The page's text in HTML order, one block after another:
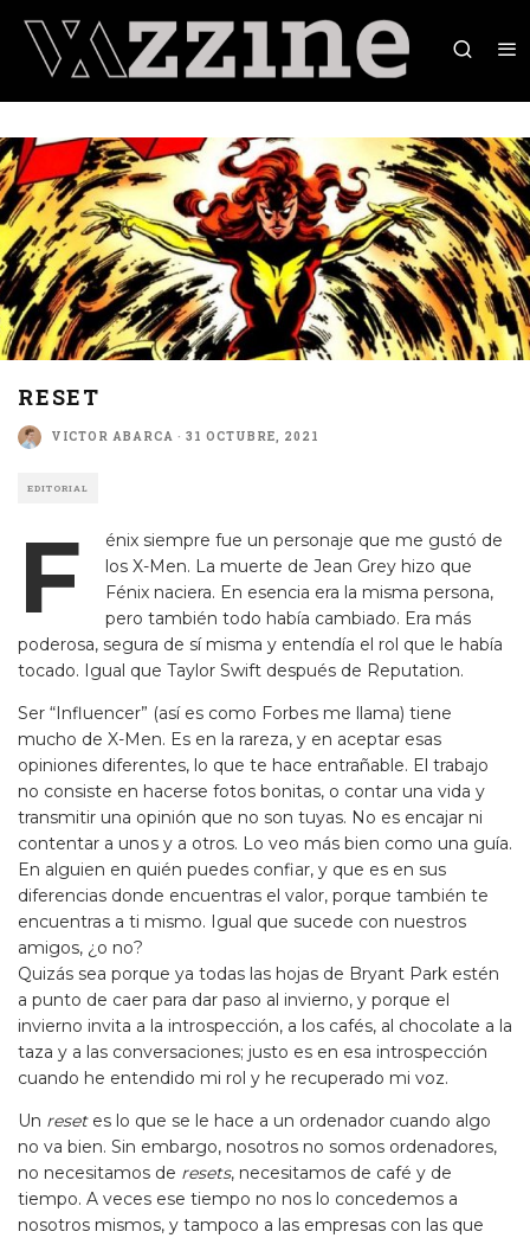
RESET
VICTOR ABARCA · 31 OCTUBRE, 2021
EDITORIAL
F
énix siempre fue un personaje que me gustó de
los X-Men. La muerte de Jean Grey hizo que
Fénix naciera. En esencia era la misma persona,
pero también todo había cambiado. Era más
poderosa, segura de sí misma y entendía el rol que le había
tocado. Igual que Taylor Swift después de Reputation.
Ser “Influencer” (así es como Forbes me llama) tiene
mucho de X-Men. Es en la rareza, y en aceptar esas
opiniones diferentes, lo que te hace entrañable. El trabajo
no consiste en hacerse fotos bonitas, o contar una vida y
transmitir una opinión que no son tuyas. No es encajar ni
contentar a unos y a otros. Lo veo más bien como una guía.
En alguien en quién puedes confiar, y que es en sus
diferencias donde encuentras el valor, porque también te
encuentras a ti mismo. Igual que sucede con nuestros
amigos, ¿o no?
Quizás sea porque ya todas las hojas de Bryant Park estén
a punto de caer para dar paso al invierno, y porque el
invierno invita a la introspección, a los cafés, al chocolate a la
taza y a las conversaciones; justo es en esa introspección
cuando he entendido mi rol y he recuperado mi voz.
Un resetes lo que se le hace a un ordenador cuando algo
no va bien. Sin embargo, nosotros no somos ordenadores,
no necesitamos de resets, necesitamos de café y de
tiempo. A veces ese tiempo no nos lo concedemos a
nosotros mismos, y tampoco a las empresas con las que